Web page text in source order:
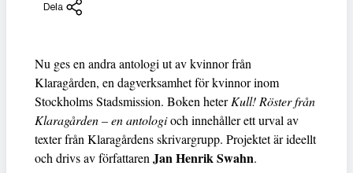
Dela
Nu ges en andra antologi ut av kvinnor från
Klaragården, en dagverksamhet för kvinnor inom
Stockholms Stadsmission. Boken heterKull! Röster från
Klaragården – en antologioch innehåller ett urval av
texter från Klaragårdens skrivargrupp. Projektet är ideellt
och drivs av författaren Jan Henrik Swahn.